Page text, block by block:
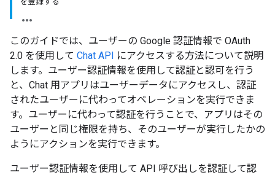
このガイドでは、ユーザーの Google 認証情報で OAuth
2.0 を使用して Chat API にアクセスする方法について説明
します。ユーザー認証情報を使用して認証と認可を行う
と、Chat 用アプリはユーザーデータにアクセスし、認証
されたユーザーに代わってオペレーションを実行できま
す。ユーザーに代わって認証を行うことで、アプリはその
ユーザーと同じ権限を持ち、そのユーザーが実行したかの
ようにアクションを実行できます。
ユーザー認証情報を使用して API 呼び出しを認証して認